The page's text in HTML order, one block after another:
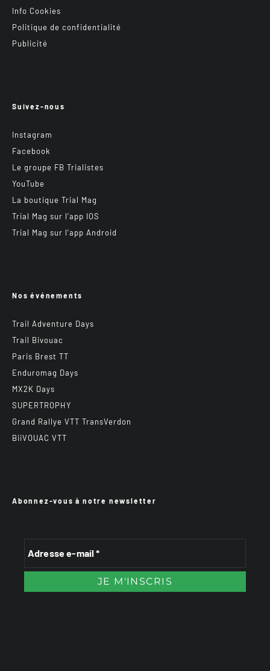
Info Cookies
Politique de confidentialité
Publicité
Suivez-nous
Instagram
Facebook
Le groupe FB Trialistes
YouTube
La boutique Trial Mag
Trial Mag sur l’app IOS
Trial Mag sur l’app Android
Nos événements
Trail Adventure Days
Trail Bivouac
Paris Brest TT
Enduromag Days
MX2K Days
SUPERTROPHY
Grand Rallye VTT TransVerdon
BiiVOUAC VTT
Abonnez-vous à notre newsletter